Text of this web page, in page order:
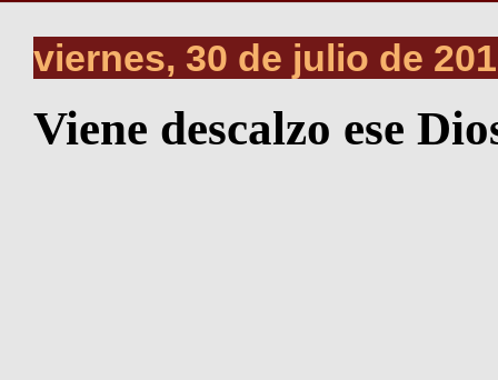
viernes, 30 de julio de
Viene descalzo ese